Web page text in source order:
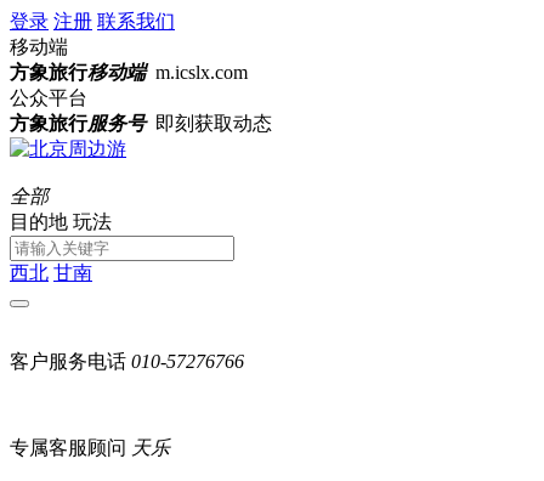
登录 注册 联系我们
移动端
方象旅行移动端 m.icslx.com
公众平台
方象旅行服务号 即刻获取动态
全部
目的地 玩法
西北 甘南
客户服务电话 010-57276766
专属客服顾问 天乐